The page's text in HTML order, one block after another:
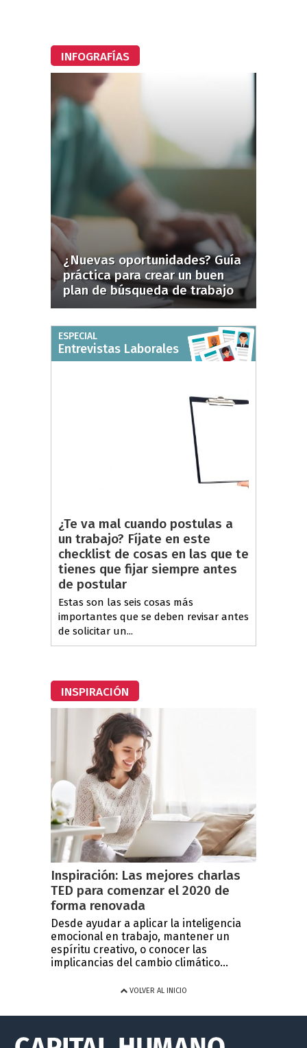
INFOGRAFÍAS
¿Nuevas oportunidades? Guía
práctica para crear un buen
plan de búsqueda de trabajo
ESPECIAL
Entrevistas Laborales
¿Te va mal cuando postulas a
un trabajo? Fíjate en este
checklist de cosas en las que te
tienes que fijar siempre antes
de postular
Estas son las seis cosas más
importantes que se deben revisar antes
de solicitar un...
INSPIRACIÓN
Inspiración: Las mejores charlas
TED para comenzar el 2020 de
forma renovada
Desde ayudar a aplicar la inteligencia
emocional en trabajo, mantener un
espíritu creativo, o conocer las
implicancias del cambio climático...
VOLVER AL INICIO